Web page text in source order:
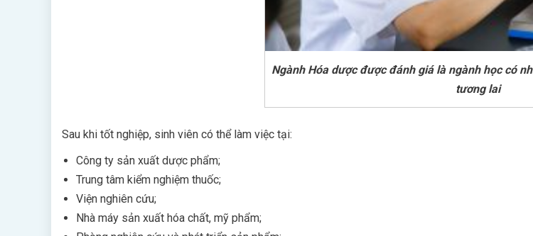
Ngành Hóa dược được đánh giá là ngành học có
tương lai
Sau khi tốt nghiệp, sinh viên có thể làm việc tại:
Công ty sản xuất dược phẩm;
Trung tâm kiểm nghiệm thuốc;
Viện nghiên cứu;
Nhà máy sản xuất hóa chất, mỹ phẩm;